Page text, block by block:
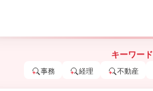
キーワード
事務 経理 不動産